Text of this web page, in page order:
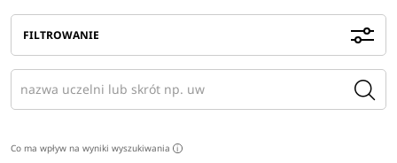
FILTROWANIE
Co ma wpływ na wyniki wyszukiwania i